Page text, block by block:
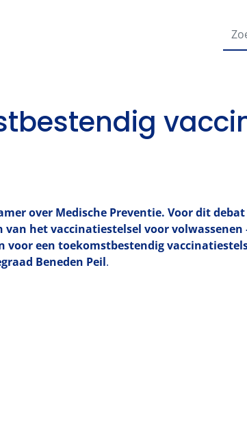
over Medische Preventie. Voor dit
het vaccinatiestelsel voor
een toekomstbestendig
Beneden Peil.